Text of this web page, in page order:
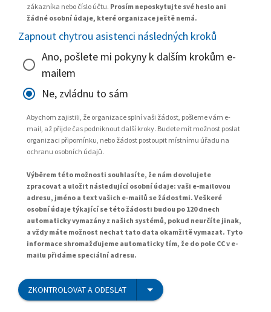
zákazníka nebo číslo účtu. Prosím neposkytujte své heslo ani
žádné osobní údaje, které organizace ještě nemá.
Zapnout chytrou asistenci následných kroků
Ano, pošlete mi pokyny k dalším krokům e-
mailem
Ne, zvládnu to sám
Abychom zajistili, že organizace splní vaši žádost, pošleme vám e-
mail, až přijde čas podniknout další kroky. Budete mít možnost poslat
organizaci připomínku, nebo žádost postoupit místnímu úřadu na
ochranu osobních údajů.
Výběrem této možnosti souhlasíte, že nám dovolujete
zpracovat a uložit následující osobní údaje: vaši e-mailovou
adresu, jméno a text vašich e-mailů se žádostmi. Veškeré
osobní údaje týkající se této žádosti budou po 120 dnech
automaticky vymazány z našich systémů, pokud neurčíte jinak,
a vždy máte možnost nechat tato data okamžitě vymazat. Tyto
informace shromažďujeme automaticky tím, že do pole CC v e-
mailu přidáme speciální adresu.
ZKONTROLOVAT A ODESLAT